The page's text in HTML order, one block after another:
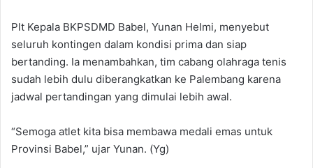
Plt Kepala BKPSDMD Babel, Yunan Helmi, menyebut
seluruh kontingen dalam kondisi prima dan siap
bertanding. Ia menambahkan, tim cabang olahraga tenis
sudah lebih dulu diberangkatkan ke Palembang karena
jadwal pertandingan yang dimulai lebih awal.
“Semoga atlet kita bisa membawa medali emas untuk
Provinsi Babel,” ujar Yunan. (Yg)